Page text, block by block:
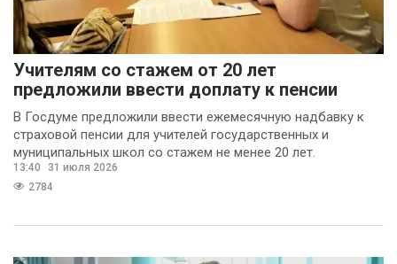
Учителям со стажем от 20 лет
предложили ввести доплату к пенсии
В Госдуме предложили ввести ежемесячную надбавку к
страховой пенсии для учителей государственных и
муниципальных школ со стажем не менее 20 лет.
13:40
31 июля 2026
2784